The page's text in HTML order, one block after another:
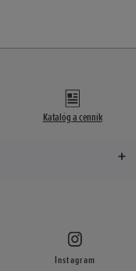
Katalóg a cenník
Instagram